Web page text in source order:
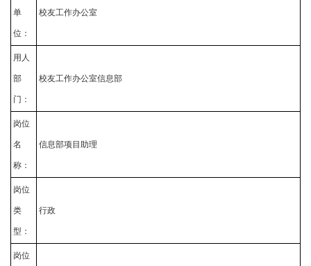
单
位：
校友工作办公室
用人
部
门：
校友工作办公室信息部
岗位
名
称：
信息部项目助理
岗位
类
型：
行政
岗位